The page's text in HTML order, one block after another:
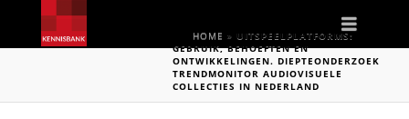
HOME » UITSPEELPLATFORMS:
GEBRUIK, BEHOEFTEN EN
ONTWIKKELINGEN. DIEPTEONDERZOEK
TRENDMONITOR AUDIOVISUELE
COLLECTIES IN NEDERLAND